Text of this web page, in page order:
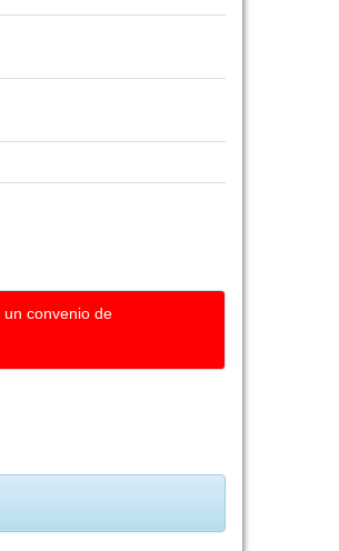
convenio de